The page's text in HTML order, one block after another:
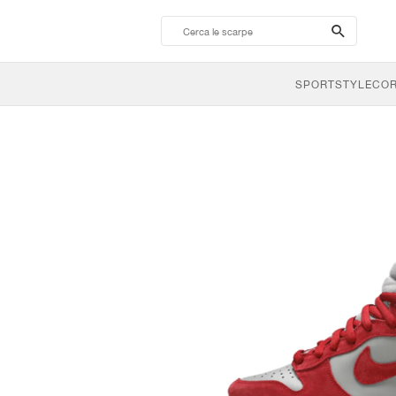
search-
btn
SPORTSTYLE